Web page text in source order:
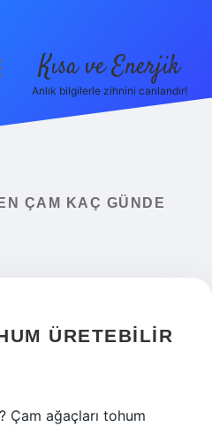
Kısa ve Enerjik
Anlık bilgilerle zihnini canlandır!
ÇAM KAÇ GÜNDE
ÜRETEBILIR
Çam ağaçları tohum